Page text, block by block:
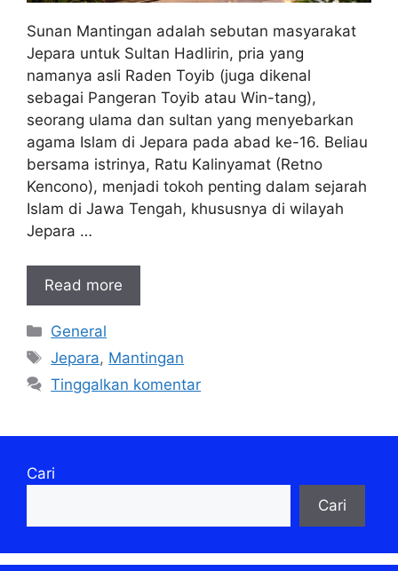
Sunan Mantingan adalah sebutan masyarakat
Jepara untuk Sultan Hadlirin, pria yang
namanya asli Raden Toyib (juga dikenal
sebagai Pangeran Toyib atau Win-tang),
seorang ulama dan sultan yang menyebarkan
agama Islam di Jepara pada abad ke-16. Beliau
bersama istrinya, Ratu Kalinyamat (Retno
Kencono), menjadi tokoh penting dalam sejarah
Islam di Jawa Tengah, khususnya di wilayah
Jepara …
Read more
Kategori
General
Tag
Jepara, Mantingan
Tinggalkan komentar
Cari
Cari